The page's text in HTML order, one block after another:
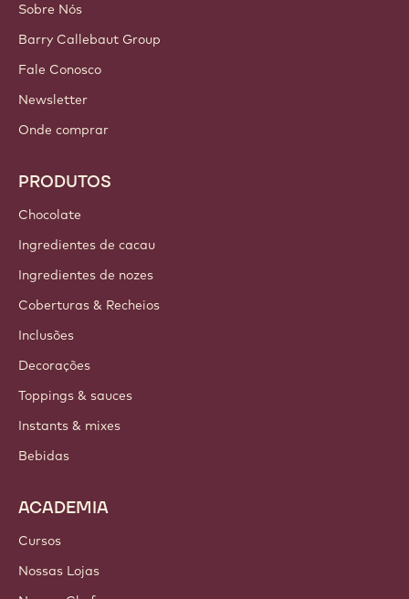
Sobre Nós
Barry Callebaut Group
Fale Conosco
Newsletter
Onde comprar
PRODUTOS
Chocolate
Ingredientes de cacau
Ingredientes de nozes
Coberturas & Recheios
Inclusões
Decorações
Toppings & sauces
Instants & mixes
Bebidas
ACADEMIA
Cursos
Nossas Lojas